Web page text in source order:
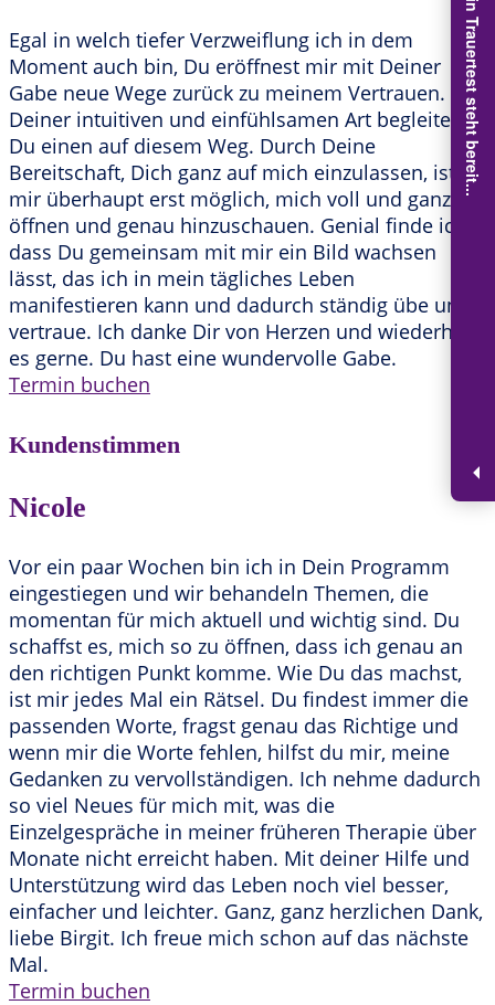
Dein Trauertest steht bereit...
Egal in welch tiefer Verzweiflung ich in dem
Moment auch bin, Du eröffnest mir mit Deiner
Gabe neue Wege zurück zu meinem Vertrauen. Mit
Deiner intuitiven und einfühlsamen Art begleitest
Du einen auf diesem Weg. Durch Deine
Bereitschaft, Dich ganz auf mich einzulassen, ist es
mir überhaupt erst möglich, mich voll und ganz zu
öffnen und genau hinzuschauen. Genial finde ich,
dass Du gemeinsam mit mir ein Bild wachsen
lässt, das ich in mein tägliches Leben
manifestieren kann und dadurch ständig übe und
vertraue. Ich danke Dir von Herzen und wiederhole
es gerne. Du hast eine wundervolle Gabe.
Termin buchen
Kundenstimmen
Nicole
Vor ein paar Wochen bin ich in Dein Programm
eingestiegen und wir behandeln Themen, die
momentan für mich aktuell und wichtig sind. Du
schaffst es, mich so zu öffnen, dass ich genau an
den richtigen Punkt komme. Wie Du das machst,
ist mir jedes Mal ein Rätsel. Du findest immer die
passenden Worte, fragst genau das Richtige und
wenn mir die Worte fehlen, hilfst du mir, meine
Gedanken zu vervollständigen. Ich nehme dadurch
so viel Neues für mich mit, was die
Einzelgespräche in meiner früheren Therapie über
Monate nicht erreicht haben. Mit deiner Hilfe und
Unterstützung wird das Leben noch viel besser,
einfacher und leichter. Ganz, ganz herzlichen Dank,
liebe Birgit. Ich freue mich schon auf das nächste
Mal.
Termin buchen